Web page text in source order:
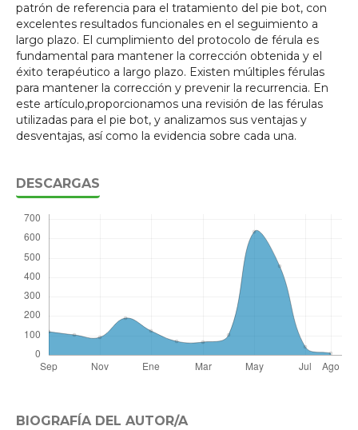
patrón de referencia para el tratamiento del pie bot, con
excelentes resultados funcionales en el seguimiento a
largo plazo. El cumplimiento del protocolo de férula es
fundamental para mantener la corrección obtenida y el
éxito terapéutico a largo plazo. Existen múltiples férulas
para mantener la corrección y prevenir la recurrencia. En
este artículo,proporcionamos una revisión de las férulas
utilizadas para el pie bot, y analizamos sus ventajas y
desventajas, así como la evidencia sobre cada una.
DESCARGAS
BIOGRAFÍA DEL AUTOR/A